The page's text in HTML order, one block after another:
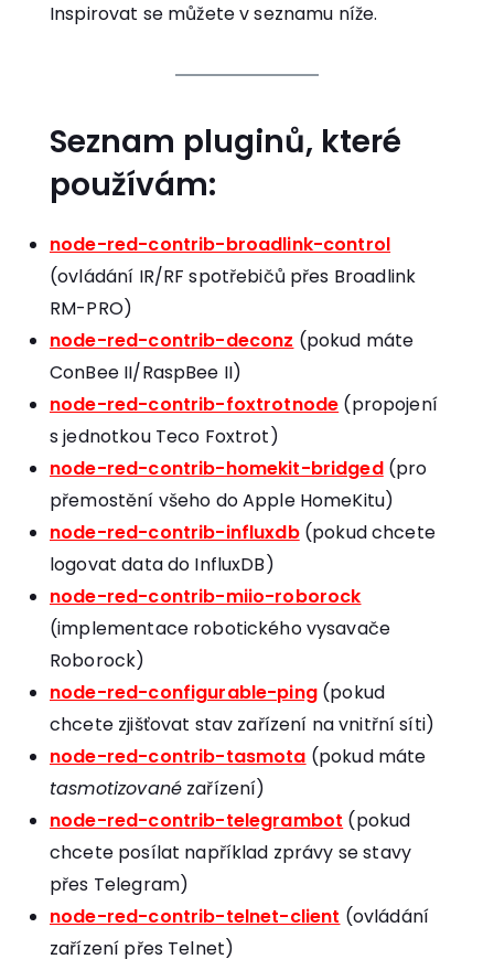
Inspirovat se můžete v seznamu níže.
Seznam pluginů, které
používám:
node-red-contrib-broadlink-control
(ovládání IR/RF spotřebičů přes Broadlink
RM-PRO)
node-red-contrib-deconz (pokud máte
ConBee II/RaspBee II)
node-red-contrib-foxtrotnode (propojení
s jednotkou Teco Foxtrot)
node-red-contrib-homekit-bridged(pro
přemostění všeho do Apple HomeKitu)
node-red-contrib-influxdb(pokud chcete
logovat data do InfluxDB)
node-red-contrib-miio-roborock
(implementace robotického vysavače
Roborock)
node-red-configurable-ping(pokud
chcete zjišťovat stav zařízení na vnitřní síti)
node-red-contrib-tasmota (pokud máte
tasmotizovanézařízení)
node-red-contrib-telegrambot (pokud
chcete posílat například zprávy se stavy
přes Telegram)
node-red-contrib-telnet-client (ovládání
zařízení přes Telnet)